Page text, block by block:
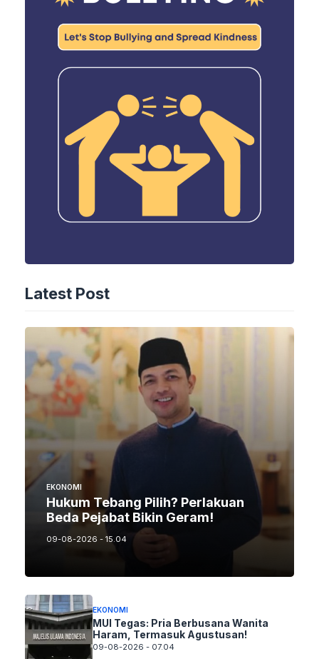
Latest Post
EKONOMI
Hukum Tebang Pilih? Perlakuan
Beda Pejabat Bikin Geram!
09-08-2026 - 15.04
EKONOMI
MUI Tegas: Pria Berbusana Wanita
Haram, Termasuk Agustusan!
09-08-2026 - 07.04